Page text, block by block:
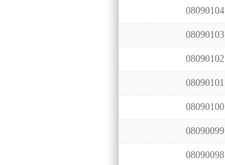
08090104
08090103
08090102
08090101
08090100
08090099
08090098